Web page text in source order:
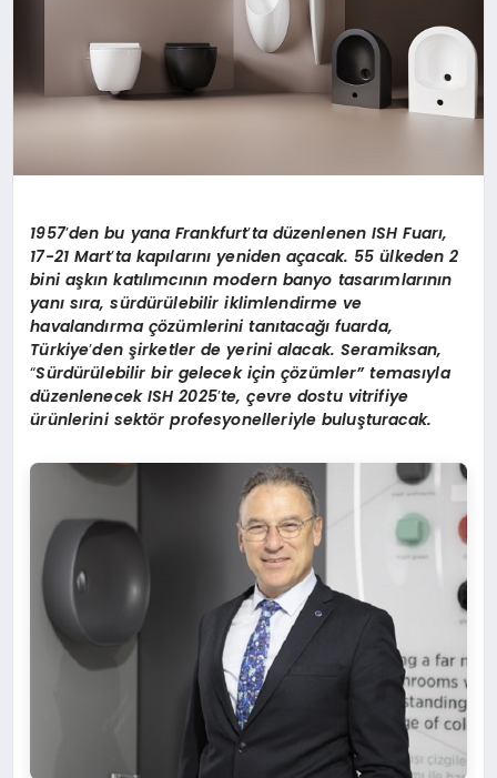
1957’den bu yana Frankfurt’ta düzenlenen ISH Fuarı,
17-21 Mart’ta kapılarını yeniden açacak. 55 ülkeden 2
bini aşkın katılımcının modern banyo tasarımlarının
yanı sıra, sürdürülebilir iklimlendirme ve
havalandırma çözümlerini tanıtacağı fuarda,
Türkiye’den şirketler de yerini alacak. Seramiksan,
“Sürdürülebilir bir gelecek için çözümler”temasıyla
düzenlenecek ISH 2025’te, çevre dostu vitrifiye
ürünlerini sektör profesyonelleriyle buluşturacak.